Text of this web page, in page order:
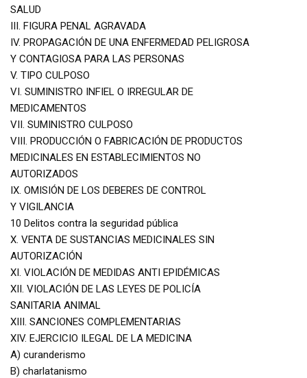
SALUD
III. FIGURA PENAL AGRAVADA
IV. PROPAGACIÓN DE UNA ENFERMEDAD PELIGROSA
Y CONTAGIOSA PARA LAS PERSONAS
V. TIPO CULPOSO
VI. SUMINISTRO INFIEL O IRREGULAR DE
MEDICAMENTOS
VII. SUMINISTRO CULPOSO
VIII. PRODUCCIÓN O FABRICACIÓN DE PRODUCTOS
MEDICINALES EN ESTABLECIMIENTOS NO
AUTORIZADOS
IX. OMISIÓN DE LOS DEBERES DE CONTROL
Y VIGILANCIA
10 Delitos contra la seguridad pública
X. VENTA DE SUSTANCIAS MEDICINALES SIN
AUTORIZACIÓN
XI. VIOLACIÓN DE MEDIDAS ANTI EPIDÉMICAS
XII. VIOLACIÓN DE LAS LEYES DE POLICÍA
SANITARIA ANIMAL
XIII. SANCIONES COMPLEMENTARIAS
XIV. EJERCICIO ILEGAL DE LA MEDICINA
A) curanderismo
B) charlatanismo